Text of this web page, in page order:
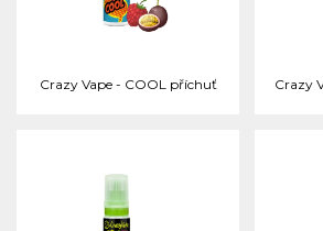
Crazy Vape - COOL příchuť Crazy